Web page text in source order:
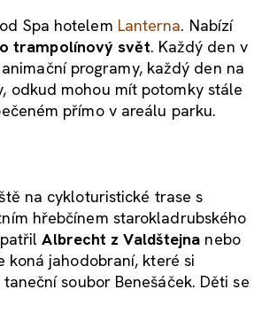
Spa hotelem Lanterna. Nabízí
trampolínový svět. Každý den v
programy, každý den na
odkud mohou mít potomky stále
přímo v areálu parku.
na cykloturistické trase s
hřebčínem starokladrubského
patřilAlbrecht z Valdštejna nebo
koná jahodobraní, které si
soubor Benešáček. Děti se